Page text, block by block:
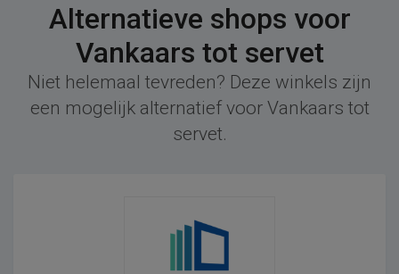
Alternatieve shops voor
Vankaars tot servet
Niet helemaal tevreden? Deze winkels zijn
een mogelijk alternatief voor Vankaars tot
servet.